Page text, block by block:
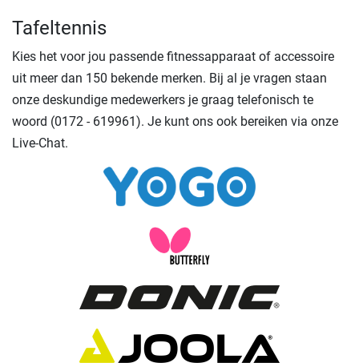
Tafeltennis
Kies het voor jou passende fitnessapparaat of accessoire
uit meer dan 150 bekende merken. Bij al je vragen staan
onze deskundige medewerkers je graag telefonisch te
woord (0172 - 619961). Je kunt ons ook bereiken via onze
Live-Chat.